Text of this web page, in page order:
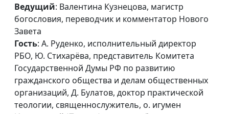
союза христиан веры
евангельской, Н. Гузов
Библия и
литература
(вторая часть)
Виктор Ляху, кандидат
филологических наук, старший
научный сотрудник Института
перевода Библии им. М.П.
Кулакова , А. Богданенков,
филолог, литературовед,
Ведущий: Валентина Кузнецова, магистр
богословия, переводчик и комментатор Нового
Завета
Гость: А. Руденко, исполнительный директор
РБО, Ю. Стихарёва, представитель Комитета
Государственной Думы РФ по развитию
гражданского общества и делам общественных
организаций, Д. Булатов, доктор практической
теологии, священнослужитель, о. игумен